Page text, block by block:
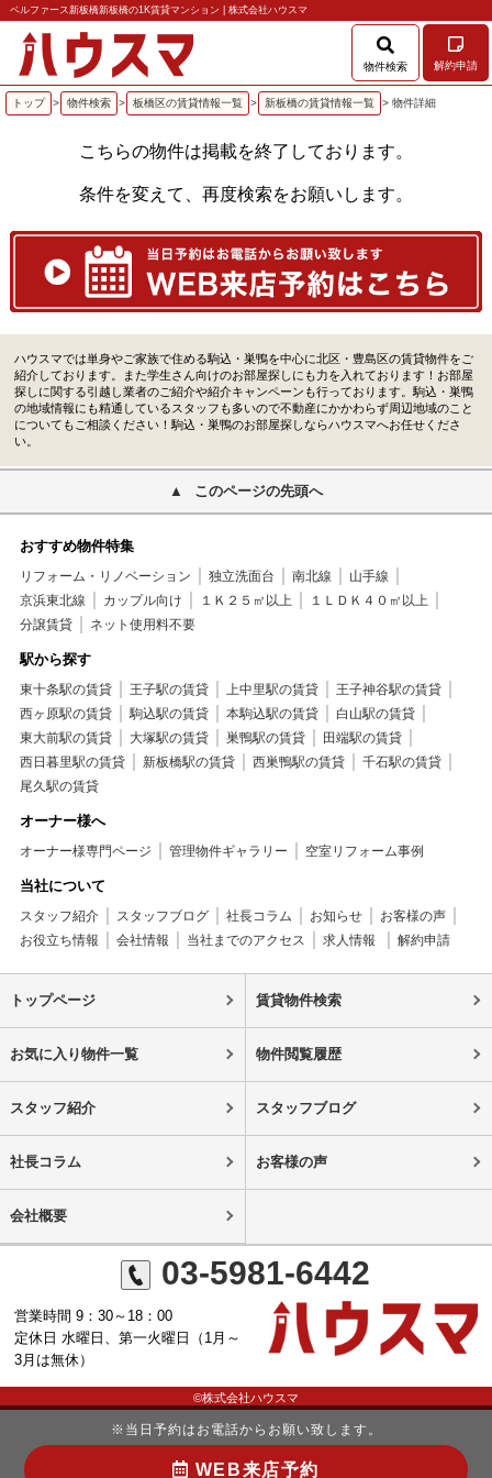
ベルファース新板橋新板橋の1K賃貸マンション | 株式会社ハウスマ
物件検索 解約申請
トップ > 物件検索 > 板橋区の賃貸情報一覧 > 新板橋の賃貸情報一覧 > 物件詳細
こちらの物件は掲載を終了しております。
条件を変えて、再度検索をお願いします。
ハウスマでは単身やご家族で住める駒込・巣鴨を中心に北区・豊島区の賃貸物件をご
紹介しております。また学生さん向けのお部屋探しにも力を入れております！お部屋
探しに関する引越し業者のご紹介や紹介キャンペーンも行っております。駒込・巣鴨
の地域情報にも精通しているスタッフも多いので不動産にかかわらず周辺地域のこと
についてもご相談ください！駒込・巣鴨のお部屋探しならハウスマへお任せくださ
い。
このページの先頭へ
おすすめ物件特集
リフォーム・リノベーション 独立洗面台 南北線
山手線
京浜東北線
カップル向け １Ｋ２５㎡以上
１ＬＤＫ４０㎡以上
分譲賃貸
ネット使用料不要
駅から探す
東十条駅の賃貸 王子駅の賃貸 上中里駅の賃貸
王子神谷駅の賃貸
西ヶ原駅の賃貸
駒込駅の賃貸 本駒込駅の賃貸
白山駅の賃貸
東大前駅の賃貸
大塚駅の賃貸 巣鴨駅の賃貸
田端駅の賃貸
西日暮里駅の賃貸
新板橋駅の賃貸 西巣鴨駅の賃貸
千石駅の賃貸
尾久駅の賃貸
オーナー様へ
オーナー様専門ページ 管理物件ギャラリー 空室リフォーム事例
当社について
スタッフ紹介 スタッフブログ 社長コラム お知らせ
お客様の声
お役立ち情報
会社情報 当社までのアクセス 求人情報 解約申請
トップページ 賃貸物件検索
お気に入り物件一覧 物件閲覧履歴
スタッフ紹介 スタッフブログ
社長コラム お客様の声
会社概要
03-5981-6442
営業時間 9：30～18：00
定休日 水曜日、第一火曜日（1月～
3月は無休）
©株式会社ハウスマ
※当日予約はお電話からお願い致します。
WEB来店予約